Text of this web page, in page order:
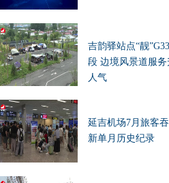
吉韵驿站点“靓
段 边境风景道服务
人气
延吉机场7月旅客
新单月历史纪录